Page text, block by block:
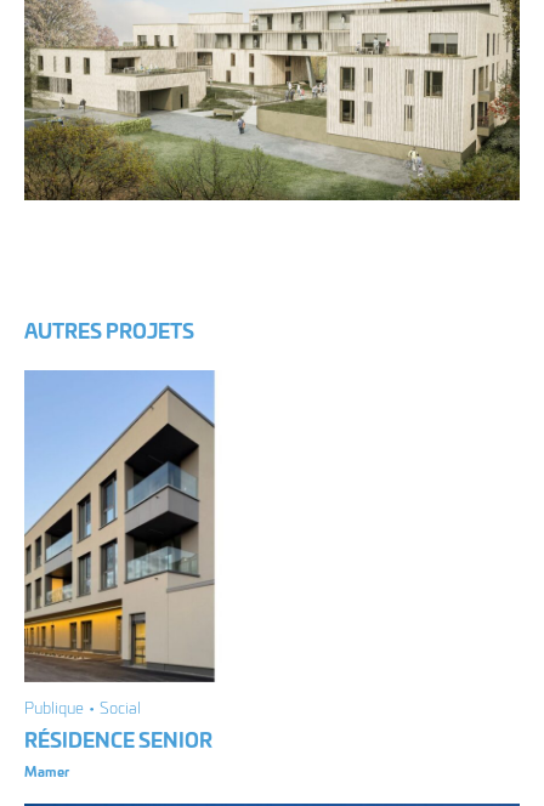
AUTRES PROJETS
Publique • Social
RÉSIDENCE SENIOR
Mamer